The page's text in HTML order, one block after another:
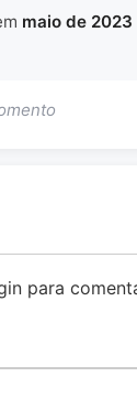
maio de 2023
para